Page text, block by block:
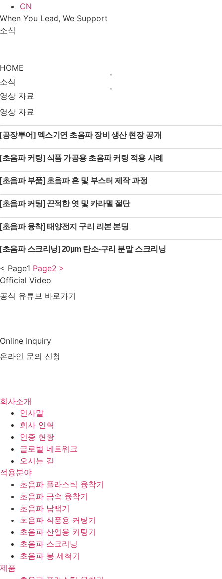
CN
When You Lead, We Support
소식
HOME
소식
영상 자료
영상 자료
[공장투어] 멕스기연 초음파 장비 생산 현장 공개
[초음파 커팅] 식품 가공용 초음파 커팅 적용 사례
[초음파 부품] 초음파 혼 및 부스터 제작 과정
[초음파 커팅] 끈적한 엿 및 카라멜 절단
[초음파 융착] 태양전지 구리 리본 본딩
[초음파 스크리닝] 20µm 탄소-구리 분말 스크리닝
< Page1 Page2 >
Official Video
공식 유튜브 바로가기
Online Inquiry
온라인 문의 신청
회사소개
인사말
회사 연혁
인증 현황
글로벌 네트워크
오시는 길
적용분야
초음파 플라스틱 융착기
초음파 금속 융착기
초음파 납땜기
초음파 식품용 커팅기
초음파 산업용 커팅기
초음파 스크리닝
초음파 봉 세척기
제품